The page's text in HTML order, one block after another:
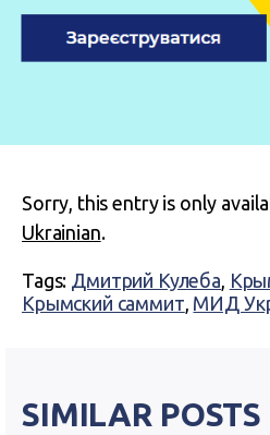
Sorry, this entry is only
Ukrainian.
Tags: Дмитрий Кулеба,
Крымский саммит, МИД
SIMILAR POSTS